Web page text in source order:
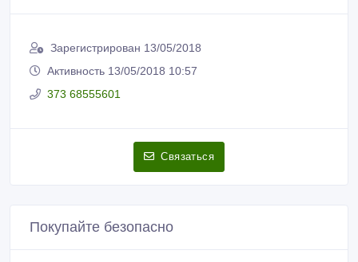
Зарегистрирован 13/05/2018
Активность 13/05/2018 10:57
373 68555601
Связаться
Покупайте безопасно